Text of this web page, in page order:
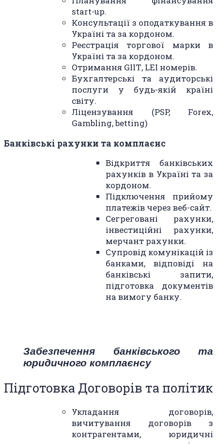
start-up.
Консультації з оподаткування в
Україні та за кордоном.
Реєстрація торгової марки в
Україні та за кордоном.
Отримання GIIТ, LEI номерів.
Бухгалтерські та аудиторські
послуги у будь-якій країні
світу.
Ліцензування (PSP, Forex,
Gambling, betting)
Банківські рахунки та комплаєнс
Відкриття банківських
рахунків в Україні та за
кордоном.
Підключення прийому
платежів через веб-сайт.
Сегреговані рахунки,
інвестиційні рахунки,
мерчант рахунки.
Супровід комунікацій із
банками, відповіді на
банківські запити,
підготовка документів
на вимогу банку.
Забезпечення банківського та
юридичного комплаєнсу
Підготовка Договорів та політик
Укладання договорів,
вичитування договорів з
контрагентами, юридичні